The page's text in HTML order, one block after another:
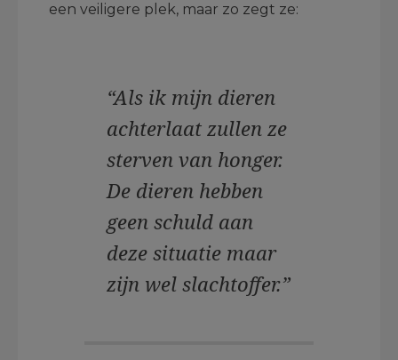
een veiligere plek, maar zo zegt ze:
“Als ik mijn dieren
achterlaat zullen ze
sterven van honger.
De dieren hebben
geen schuld aan
deze situatie maar
zijn wel slachtoffer.”